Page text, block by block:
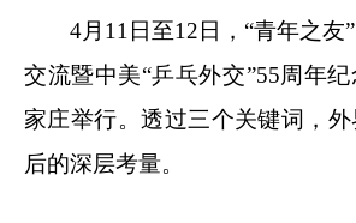
4月11日至12日，“青年之友”
交流暨中美“乒乓外交”55周年
家庄举行。透过三个关键词，
后的深层考量。